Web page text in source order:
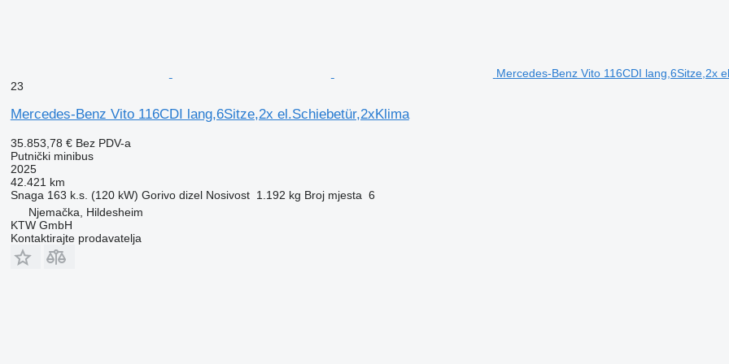
GD86-Gang-Schaltgetriebe ECO Gear
H15Sitzheizung für Beifahrer
H16Sitzheizung für Fahrer
H21Wärmed. Glas mit Bandfilter an der Frontscheibe
H22Heckscheibe heizbar
HH9halbautomatisch geregelt Klimaanlage TEMPMATIC
IK0Komplettfahrzeug
Überhang 1615 mm
IT43,5 Tonner
J55Gurtwarneinrichtung für Beifahrersitz
J58Gurtwarneinrichtung für Fahrersitz
J65Aussentemperaturanzeige
Mercedes-Benz Vito 116CDI lang,6Sitze,2x
23
Mercedes-Benz Vito 116CDI lang,6Sitze,2x el.Schiebetür,2xKlima
35.853,78 € Bez PDV-a
Putnički minibus
2025
42.421 km
Snaga 163 k.s. (120 kW) Gorivo dizel Nosivost 1.192 kg Broj mjesta 6
Njemačka, Hildesheim
KTW GmbH
Kontaktirajte prodavatelja